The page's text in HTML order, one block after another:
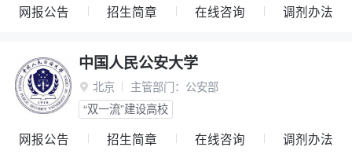
网报公告 招生简章 在线咨询 调剂办法
中国人民公安大学
 北京 主管部门： 公安部
“双一流”建设高校
网报公告 招生简章 在线咨询 调剂办法